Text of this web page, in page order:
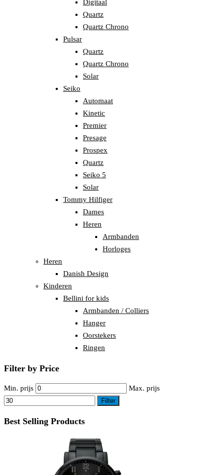
Digitaal
Quartz
Quartz Chrono
Pulsar
Quartz
Quartz Chrono
Solar
Seiko
Automaat
Kinetic
Premier
Presage
Prospex
Quartz
Seiko 5
Solar
Tommy Hilfiger
Dames
Heren
Armbanden
Horloges
Heren
Danish Design
Kinderen
Bellini for kids
Armbanden / Colliers
Hanger
Oorstekers
Ringen
Filter by Price
Min. prijs Max. prijs
Filter
Best Selling Products